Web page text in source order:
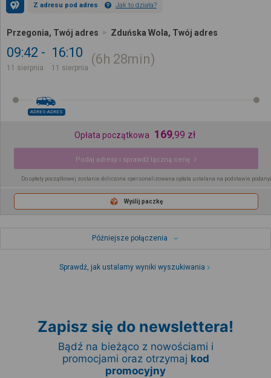
Z adresu pod adres Jak to działa?
Przegonia, Twój adres Zduńska Wola, Twój adres
09:42
11 sierpnia
16:10
11 sierpnia
6h 28min
ADRES-ADRES
Opłata początkowa 169,99 zł
Podaj adresy i sprawdź łączną cenę
Do opłaty początkowej zostanie doliczona spersonalizowana opłata ustalana na podstawie
Wyślij paczkę
Późniejsze połączenia
Sprawdź, jak ustalamy wyniki wyszukiwania
Zapisz się do newslettera!
Bądź na bieżąco z nowościami i
promocjami oraz otrzymaj kod
promocyjny